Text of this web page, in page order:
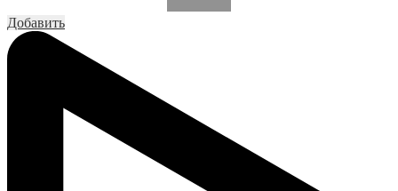
Добавить